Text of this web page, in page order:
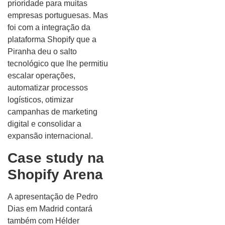
prioridade para muitas
empresas portuguesas. Mas
foi com a integração da
plataforma Shopify que a
Piranha deu o salto
tecnológico que lhe permitiu
escalar operações,
automatizar processos
logísticos, otimizar
campanhas de marketing
digital e consolidar a
expansão internacional.
Case study na
Shopify Arena
A apresentação de Pedro
Dias em Madrid contará
também com Hélder